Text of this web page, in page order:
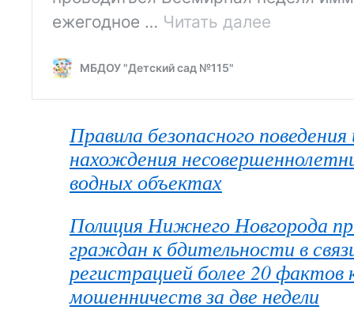
Правила безопасного
нахождения
водных объектах
Полиция Нижнего Новгорода
граждан к бдительности в
регистрацией более 20
мошенничеств за две недели